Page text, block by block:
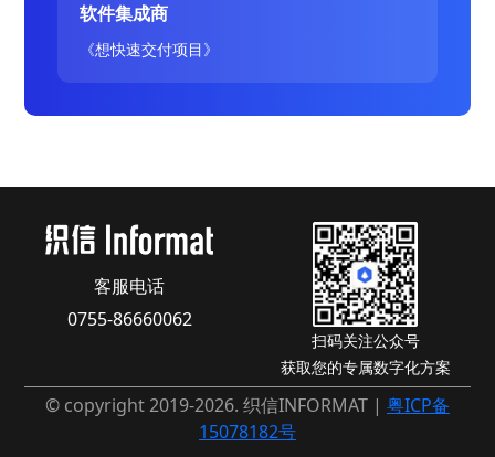
软件集成商
《想快速交付项目》
客服电话
0755-86660062
扫码关注公众号
获取您的专属数字化方案
© copyright 2019-2026. 织信INFORMAT | 粤ICP备
15078182号